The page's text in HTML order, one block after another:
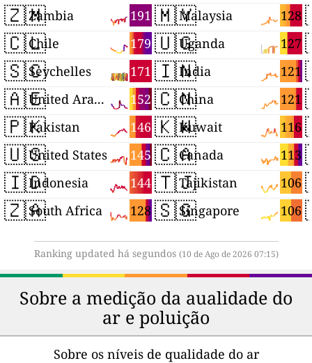
🇿🇲 191
Zambia
🇨🇱 179
Chile
🇸🇨 171
Seychelles
🇦🇪 152
United Arab Emirates
🇵🇰 146
Pakistan
🇺🇸 145
United States
🇮🇩 144
Indonesia
🇿🇦 128
South Africa
🇲🇾 128
Malaysia
🇺🇬 127
Uganda
🇮🇳 121
India
🇨🇳 121
China
🇰🇼 116
Kuwait
🇨🇦 113
Canada
🇹🇯 106
Tajikistan
🇸🇬 106
Singapore
Ranking updated há segundos (10 de Ago de 2026 07:15)
Sobre a medição da aualidade do
ar e poluição
Sobre os níveis de qualidade do ar